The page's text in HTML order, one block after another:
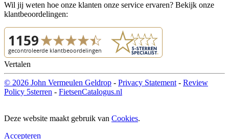
Wil jij weten hoe onze klanten onze service ervaren? Bekijk onze
klantbeoordelingen:
Vertalen
© 2026 John Vermeulen Geldrop - Privacy Statement - Review
Policy 5sterren - FietsenCatalogus.nl
Deze website maakt gebruik van Cookies.
Accepteren